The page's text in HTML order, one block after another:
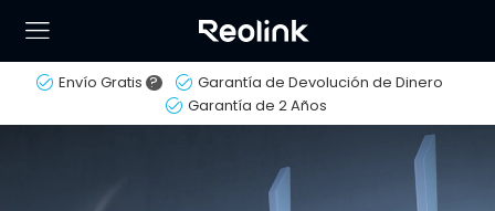
Envío Gratis ?
Garantía de Devolución de Dinero
Garantía de 2 Años